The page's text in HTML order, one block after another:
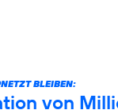
BLEIBEN:
von